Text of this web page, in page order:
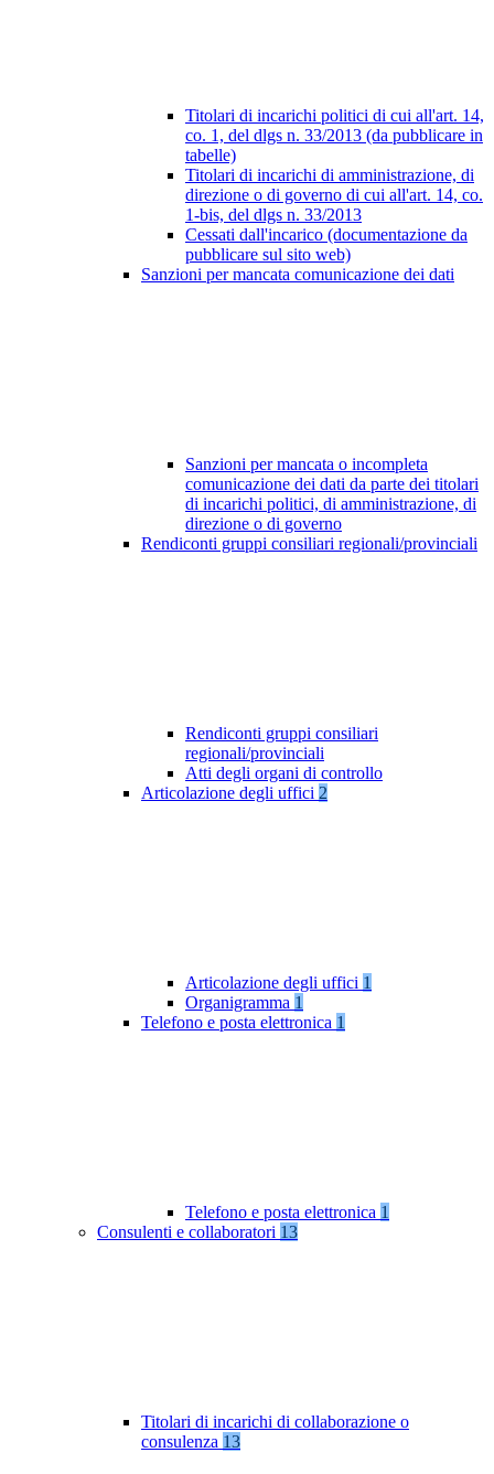
Titolari di incarichi politici di cui all'art. 14,
co. 1, del dlgs n. 33/2013 (da pubblicare in
tabelle)
Titolari di incarichi di amministrazione, di
direzione o di governo di cui all'art. 14, co.
1-bis, del dlgs n. 33/2013
Cessati dall'incarico (documentazione da
pubblicare sul sito web)
Sanzioni per mancata comunicazione dei dati
Sanzioni per mancata o incompleta
comunicazione dei dati da parte dei titolari
di incarichi politici, di amministrazione, di
direzione o di governo
Rendiconti gruppi consiliari regionali/provinciali
Rendiconti gruppi consiliari
regionali/provinciali
Atti degli organi di controllo
Articolazione degli uffici 2
Articolazione degli uffici 1
Organigramma 1
Telefono e posta elettronica 1
Telefono e posta elettronica 1
Consulenti e collaboratori 13
Titolari di incarichi di collaborazione o
consulenza 13